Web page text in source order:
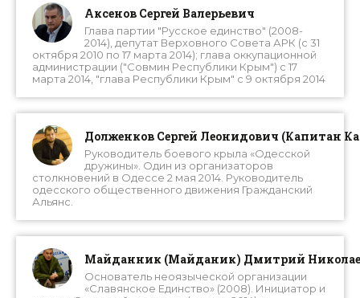
Аксенов Сергей Валерьевич
Глава партии "Русское единство" (2008-
2014), депутат Верховного Совета АРК (с 31
октября 2010 по 17 марта 2014); глава оккупационной
администрации ("Совмин Республики Крым") с 17
марта 2014, "глава Республики Крым" с 9 октября 2014
Долженков Сергей Леонидович (Капитан
Руководитель боевого крыла «Одесской
дружины». Один из организаторов
столкновений в Одессе 2 мая 2014. Руководитель
одесского общественного движения Гражданский
Альянс.
Майданник (Майданик) Дмитрий
Основатель неоязыческой организации
«Славянское Единство» (2008). Инициатор и